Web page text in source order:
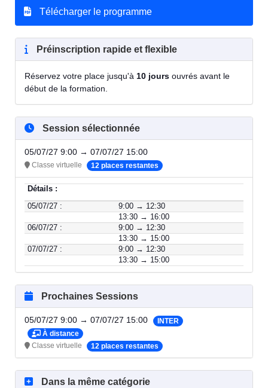
Télécharger le programme
Préinscription rapide et flexible
Réservez votre place jusqu'à 10 jours ouvrés avant le
début de la formation.
Session sélectionnée
05/07/27 9:00 → 07/07/27 15:00
Classe virtuelle 12 places restantes
Détails :
05/07/27 :
9:00 → 12:30
13:30 → 16:00
06/07/27 :
9:00 → 12:30
13:30 → 15:00
07/07/27 :
9:00 → 12:30
13:30 → 15:00
Prochaines Sessions
05/07/27 9:00 → 07/07/27 15:00
INTER
À distance
Classe virtuelle
12 places restantes
Dans la même catégorie